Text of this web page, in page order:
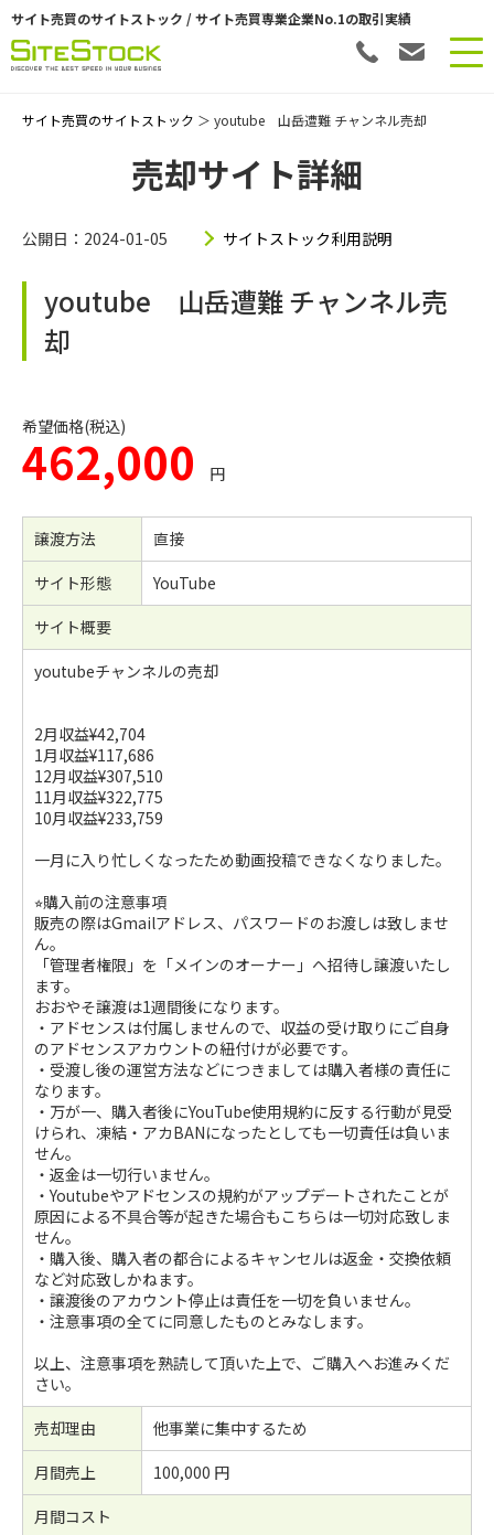
サイト売買のサイトストック / サイト売買専業企業No.1の取引実績
サイト売買のサイトストック ＞ youtube 山岳遭難 チャンネル売却
売却サイト詳細
公開日：2024-01-05 サイトストック利用説明
youtube 山岳遭難 チャンネル売
却
希望価格(税込)
462,000 円
譲渡方法
直接
サイト形態
YouTube
サイト概要
youtubeチャンネルの売却
2月収益¥42,704
1月収益¥117,686
12月収益¥307,510
11月収益¥322,775
10月収益¥233,759
一月に入り忙しくなったため動画投稿できなくなりました。
⭐︎購入前の注意事項
販売の際はGmailアドレス、パスワードのお渡しは致しませ
ん。
「管理者権限」を「メインのオーナー」へ招待し譲渡いたし
ます。
おおやそ譲渡は1週間後になります。
・アドセンスは付属しませんので、収益の受け取りにご自身
のアドセンスアカウントの紐付けが必要です。
・受渡し後の運営方法などにつきましては購入者様の責任に
なります。
・万が一、購入者後にYouTube使用規約に反する行動が見受
けられ、凍結・アカBANになったとしても一切責任は負いま
せん。
・返金は一切行いません。
・Youtubeやアドセンスの規約がアップデートされたことが
原因による不具合等が起きた場合もこちらは一切対応致しま
せん。
・購入後、購入者の都合によるキャンセルは返金・交換依頼
など対応致しかねます。
・譲渡後のアカウント停止は責任を一切を負いません。
・注意事項の全てに同意したものとみなします。
以上、注意事項を熟読して頂いた上で、ご購入へお進みくだ
さい。
売却理由
他事業に集中するため
月間売上
100,000 円
月間コスト